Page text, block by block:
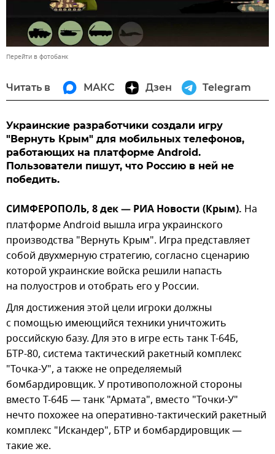
Перейти в фотобанк
Читать в МАКС Дзен Telegram
Украинские разработчики создали игру
"Вернуть Крым" для мобильных телефонов,
работающих на платформе Android.
Пользователи пишут, что Россию в ней не
победить.
СИМФЕРОПОЛЬ, 8 дек — РИА Новости (Крым). На
платформе Android вышла игра украинского
производства "Вернуть Крым". Игра представляет
собой двухмерную стратегию, согласно сценарию
которой украинские войска решили напасть
на полуостров и отобрать его у России.
Для достижения этой цели игроки должны
с помощью имеющийся техники уничтожить
российскую базу. Для это в игре есть танк T-64Б,
БТР-80, система тактический ракетный комплекс
"Точка-У", а также не определяемый
бомбардировщик. У противоположной стороны
вместо T-64Б — танк "Армата", вместо "Точки-У"
нечто похожее на оперативно-тактический ракетный
комплекс "Искандер", БТР и бомбардировщик —
такие же.